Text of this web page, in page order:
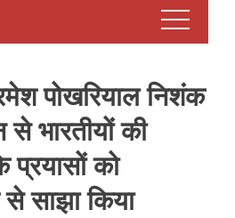
पोखरियाल निशंक
भारतीयों की
प्रयासों को
साझा किया